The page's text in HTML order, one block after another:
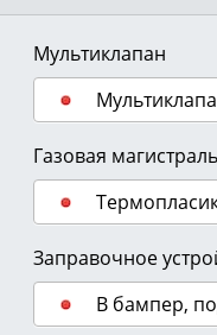
Мультиклапан
Газовая магистраль
Заправочное
В бампер,